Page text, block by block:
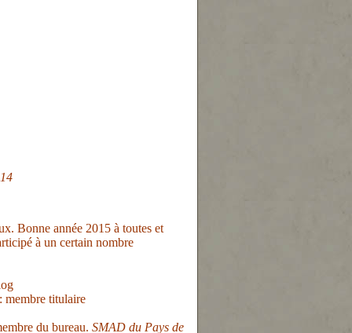
Bonne année 2015 à toutes et
à un certain nombre
membre titulaire
du bureau. SMAD du Pays de